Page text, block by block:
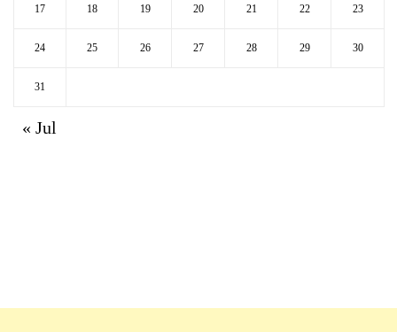
17 18 19 20 21 22 23
24 25 26 27 28 29 30
31
« Jul